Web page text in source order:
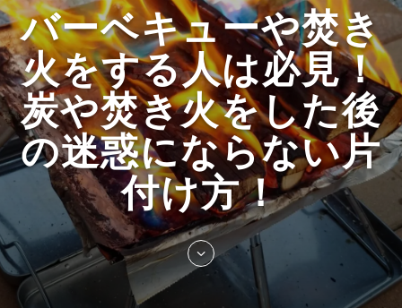
バーベキューや焚き
火をする人は必見！
炭や焚き火をした後
の迷惑にならない片
付け方！
Skip
to
entry
content